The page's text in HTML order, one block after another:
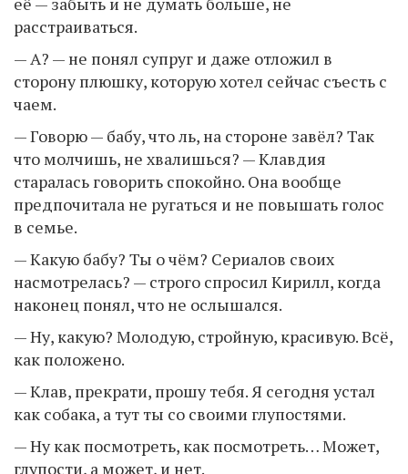
расстраиваться.
— А? — не понял супруг и даже отложил в
сторону плюшку, которую хотел сейчас съесть с
чаем.
— Говорю — бабу, что ль, на стороне завёл? Так
что молчишь, не хвалишься? — Клавдия
старалась говорить спокойно. Она вообще
предпочитала не ругаться и не повышать голос
в семье.
— Какую бабу? Ты о чём? Сериалов своих
насмотрелась? — строго спросил Кирилл, когда
наконец понял, что не ослышался.
— Ну, какую? Молодую, стройную, красивую. Всё,
как положено.
— Клав, прекрати, прошу тебя. Я сегодня устал
как собака, а тут ты со своими глупостями.
— Ну как посмотреть, как посмотреть… Может,
глупости, а может, и нет.